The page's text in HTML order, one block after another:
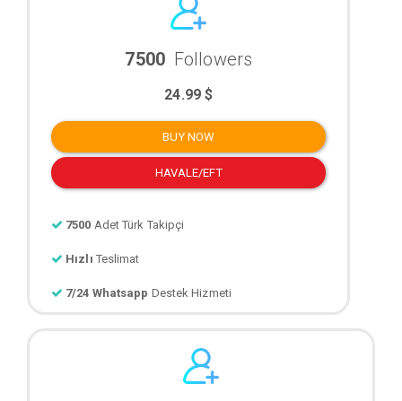
7500 Followers
24.99 $
BUY NOW
HAVALE/EFT
7500 Adet Türk Takipçi
Hızlı Teslimat
7/24 Whatsapp Destek Hizmeti